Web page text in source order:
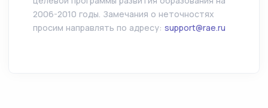
2006-2010 годы. Замечания о неточностях
просим направлять по адресу: support@rae.ru